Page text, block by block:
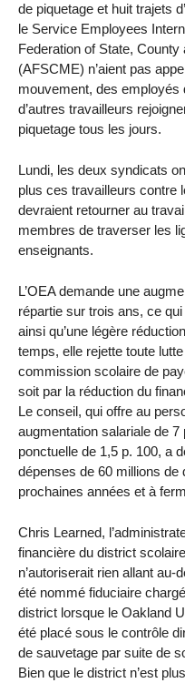
de piquetage et huit trajets
le Service Employees
Federation of State,
(AFSCME) n’aient pas
mouvement, des employés
d’autres travailleurs
piquetage tous les jours.
Lundi, les deux syndicats
plus ces travailleurs contre
devraient retourner au
membres de traverser les
enseignants.
L’OEA demande une
répartie sur trois ans, ce
ainsi qu’une légère
temps, elle rejette toute
commission scolaire de
soit par la réduction du
Le conseil, qui offre au
augmentation salariale de
ponctuelle de 1,5 p. 100, a
dépenses de 60 millions de
prochaines années et à
Chris Learned,
financière du district
n’autoriserait rien allant au-
été nommé fiduciaire
district lorsque le Oakland
été placé sous le contrôle
de sauvetage par suite de
Bien que le district n’est